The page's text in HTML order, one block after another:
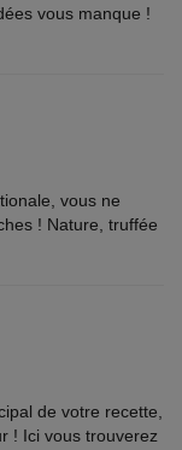
vous manque !
vous ne
! Nature, truffée
de votre recette,
! Ici vous trouverez